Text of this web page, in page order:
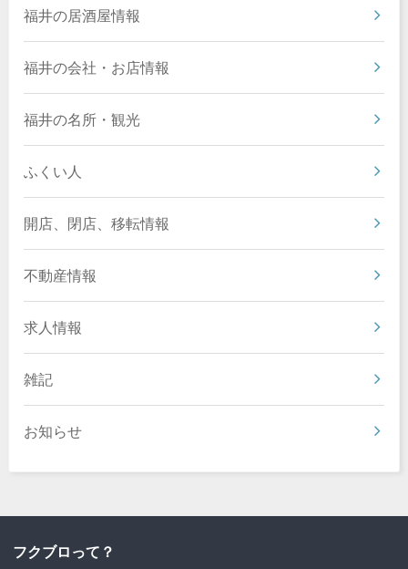
福井の居酒屋情報
福井の会社・お店情報
福井の名所・観光
ふくい人
開店、閉店、移転情報
不動産情報
求人情報
雑記
お知らせ
フクブロって？